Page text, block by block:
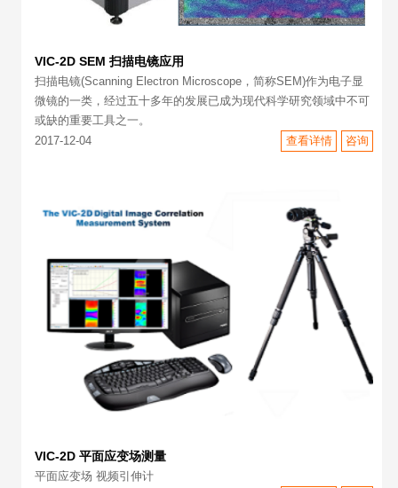
VIC-2D SEM 扫描电镜应用
扫描电镜(Scanning Electron Microscope，简称SEM)作为电子显
微镜的一类，经过五十多年的发展已成为现代科学研究领域中不可
或缺的重要工具之一。
2017-12-04
查看详情 咨询
VIC-2D 平面应变场测量
平面应变场 视频引伸计